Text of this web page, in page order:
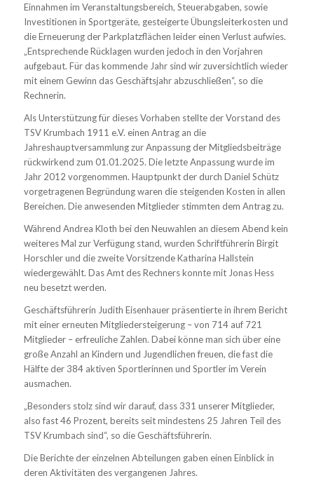
Einnahmen im Veranstaltungsbereich, Steuerabgaben, sowie
Investitionen in Sportgeräte, gesteigerte Übungsleiterkosten und
die Erneuerung der Parkplatzflächen leider einen Verlust aufwies.
„Entsprechende Rücklagen wurden jedoch in den Vorjahren
aufgebaut. Für das kommende Jahr sind wir zuversichtlich wieder
mit einem Gewinn das Geschäftsjahr abzuschließen“, so die
Rechnerin.
Als Unterstützung für dieses Vorhaben stellte der Vorstand des
TSV Krumbach 1911 e.V. einen Antrag an die
Jahreshauptversammlung zur Anpassung der Mitgliedsbeiträge
rückwirkend zum 01.01.2025. Die letzte Anpassung wurde im
Jahr 2012 vorgenommen. Hauptpunkt der durch Daniel Schütz
vorgetragenen Begründung waren die steigenden Kosten in allen
Bereichen. Die anwesenden Mitglieder stimmten dem Antrag zu.
Während Andrea Kloth bei den Neuwahlen an diesem Abend kein
weiteres Mal zur Verfügung stand, wurden Schriftführerin Birgit
Horschler und die zweite Vorsitzende Katharina Hallstein
wiedergewählt. Das Amt des Rechners konnte mit Jonas Hess
neu besetzt werden.
Geschäftsführerin Judith Eisenhauer präsentierte in ihrem Bericht
mit einer erneuten Mitgliedersteigerung – von 714 auf 721
Mitglieder – erfreuliche Zahlen. Dabei könne man sich über eine
große Anzahl an Kindern und Jugendlichen freuen, die fast die
Hälfte der 384 aktiven Sportlerinnen und Sportler im Verein
ausmachen.
„Besonders stolz sind wir darauf, dass 331 unserer Mitglieder,
also fast 46 Prozent, bereits seit mindestens 25 Jahren Teil des
TSV Krumbach sind“, so die Geschäftsführerin.
Die Berichte der einzelnen Abteilungen gaben einen Einblick in
deren Aktivitäten des vergangenen Jahres.